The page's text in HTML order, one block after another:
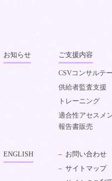
お知らせ ご支援内容
CSVコンサルテ
供給者監査支援
トレーニング
適合性アセスメ
報告書販売
ENGLISH
お問い合わせ
サイトマップ